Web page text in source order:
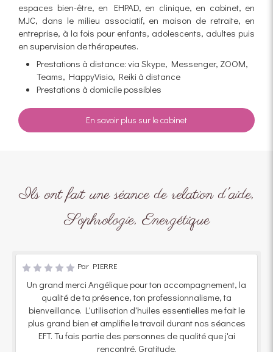
espaces bien-être, en EHPAD, en clinique, en cabinet, en
MJC, dans le milieu associatif, en maison de retraite, en
entreprise, à la fois pour enfants, adolescents, adultes puis
en supervision de thérapeutes.
Prestations à distance: via Skype, Messenger, ZOOM,
Teams, HappyVisio, Reiki à distance
Prestations à domicile possibles
En savoir plus sur le cabinet
Ils ont fait une séance de relation d'aide,
Sophrologie, Energétique
Par PIERRE
Un grand merci Angélique pour ton accompagnement, la
qualité de ta présence, ton professionnalisme, ta
bienveillance. L'utilisation d'huiles essentielles me fait le
plus grand bien et amplifie le travail durant nos séances
EFT. Tu fais partie des personnes de qualité que j'ai
rencontré. Gratitude.